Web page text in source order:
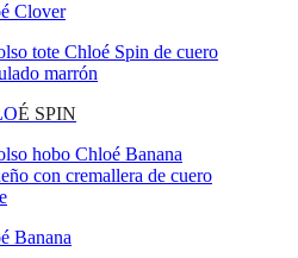
Clover
É SPIN
Banana